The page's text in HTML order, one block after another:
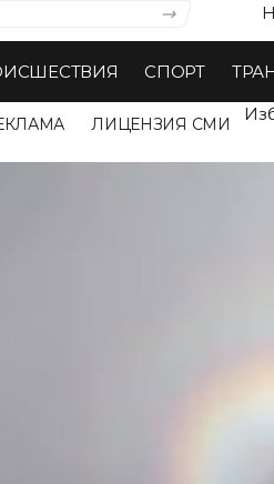
СПОРТ
ЛИЦЕНЗИЯ СМИ